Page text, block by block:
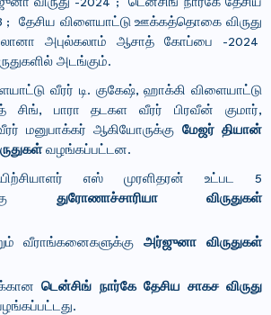
விருது -2024 ; டென்சிங் நார்கே தேசிய
; தேசிய விளையாட்டு ஊக்கத்தொகை விருது
அபுல்கலாம் ஆசாத் கோப்பை -2024
அடங்கும்.
வீரர் டி. குகேஷ், ஹாக்கி விளையாட்டு
சிங், பாரா தடகள வீரர் பிரவீன் குமார்,
வீரர் மனுபாக்கர் ஆகியோருக்கு மேஜர் தியான்
வழங்கப்பட்டன.
எஸ் முரளிதரன் உட்பட 5
துரோணாச்சாரியா விருதுகள்
வீராங்கனைகளுக்குஅர்ஜுனா விருதுகள்
டென்சிங் நார்கே தேசிய சாகச விருது